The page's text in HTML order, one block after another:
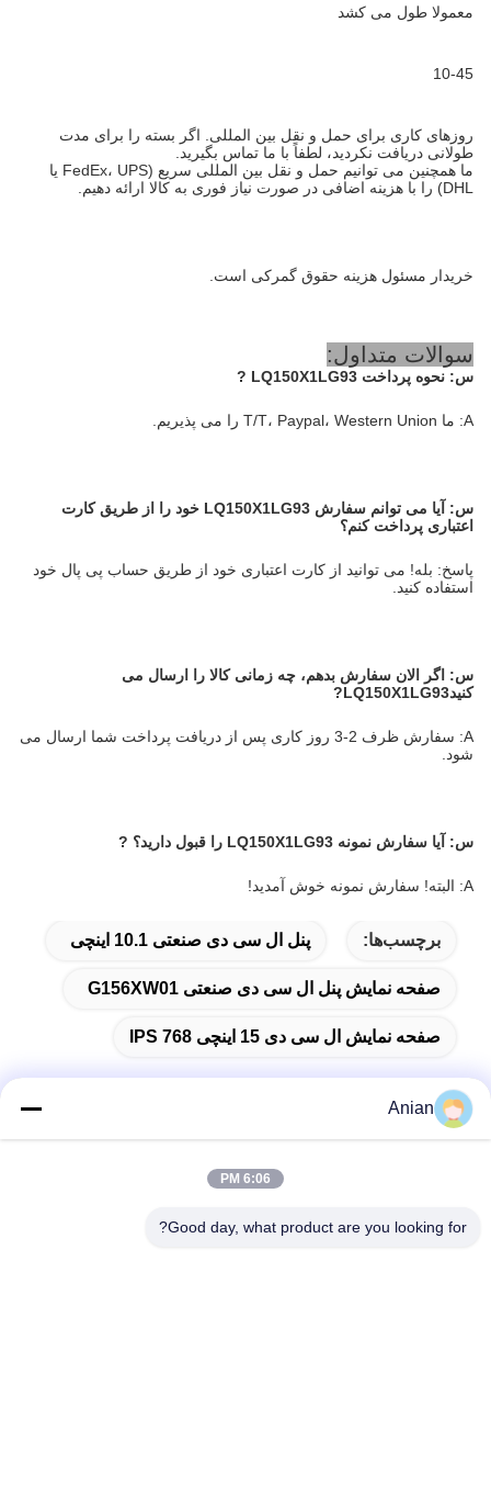
معمولا طول می کشد
10-45
روزهای کاری برای حمل و نقل بین المللی. اگر بسته را برای مدت
طولانی دریافت نکردید، لطفاً با ما تماس بگیرید.
ما همچنین می توانیم حمل و نقل بین المللی سریع (FedEx، UPS یا
DHL) را با هزینه اضافی در صورت نیاز فوری به کالا ارائه دهیم.
خریدار مسئول هزینه حقوق گمرکی است.
سوالات متداول:
س: نحوه پرداخت LQ150X1LG93 ?
A: ما T/T، Paypal، Western Union را می پذیریم.
س:
آیا می توانم سفارش LQ150X1LG93 خود را از طریق کارت
اعتباری پرداخت کنم؟
پاسخ: بله! می توانید از کارت اعتباری خود از طریق حساب پی پال خود
استفاده کنید.
س: اگر الان سفارش بدهم، چه زمانی کالا را ارسال می
کنیدLQ150X1LG93
?
A: سفارش ظرف 2-3 روز کاری پس از دریافت پرداخت شما ارسال می
شود.
س: آیا سفارش نمونه LQ150X1LG93 را قبول دارید؟ ?
A: البته! سفارش نمونه خوش آمدید!
برچسب‌ها: پنل ال سی دی صنعتی 10.1 اینچی
صفحه نمایش پنل ال سی دی صنعتی G156XW01
صفحه نمایش ال سی دی 15 اینچی IPS 768
آدرس
Anian
6:06 PM
Good day, what product are you looking for?